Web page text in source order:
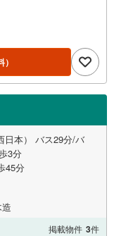
）
日本） バス29分/バ
3分
45分
掲載物件 3件